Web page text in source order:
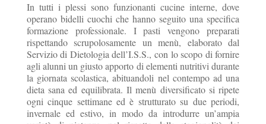
In tutti i plessi sono funzionanti cucine interne, dove
operano bidelli cuochi che hanno seguito una specifica
formazione professionale. I pasti vengono preparati
rispettando scrupolosamente un menù, elaborato dal
Servizio di Dietologia dell’I.S.S., con lo scopo di fornire
agli alunni un giusto apporto di elementi nutritivi durante
la giornata scolastica, abituandoli nel contempo ad una
dieta sana ed equilibrata. Il menù diversificato si ripete
ogni cinque settimane ed è strutturato su due periodi,
invernale ed estivo, in modo da introdurre un’ampia